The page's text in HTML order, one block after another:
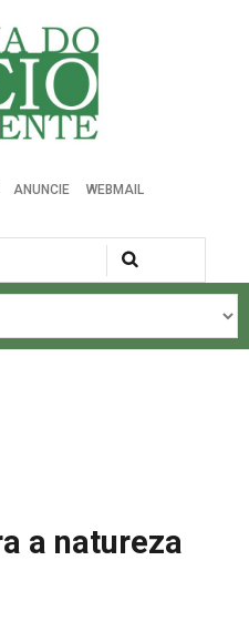
Ambiente
ANUNCIE WEBMAIL
a natureza